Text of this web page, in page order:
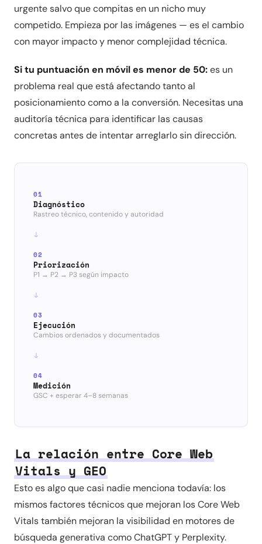
urgente salvo que compitas en un nicho muy
competido. Empieza por las imágenes — es el cambio
con mayor impacto y menor complejidad técnica.
Si tu puntuación en móvil es menor de 50:es un
problema real que está afectando tanto al
posicionamiento como a la conversión. Necesitas una
auditoría técnica para identificar las causas
concretas antes de intentar arreglarlo sin dirección.
01
Diagnóstico
Rastreo técnico, contenido y autoridad
02
Priorización
P1 → P2 → P3 según impacto
03
Ejecución
Cambios ordenados y documentados
04
Medición
GSC + esperar 4–8 semanas
La relación entre Core Web
Vitals y GEO
Esto es algo que casi nadie menciona todavía: los
mismos factores técnicos que mejoran los Core Web
Vitals también mejoran la visibilidad en motores de
búsqueda generativa como ChatGPT y Perplexity.